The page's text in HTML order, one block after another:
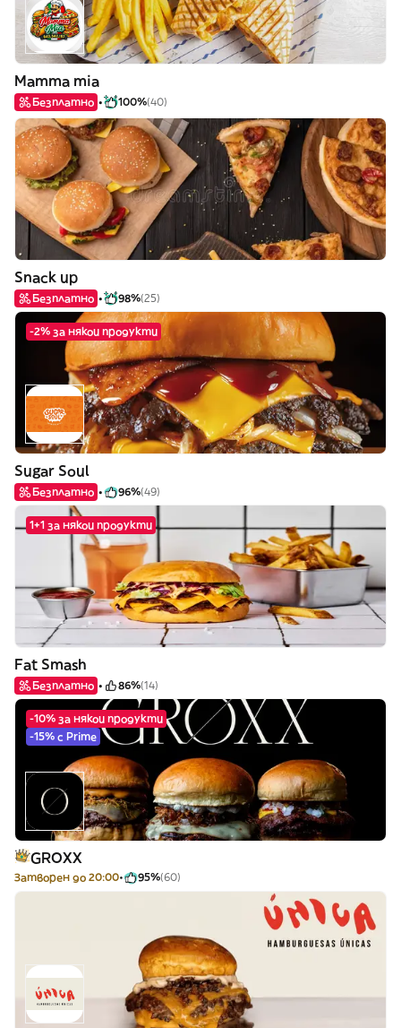
Mamma mia
Безплатно 100%(40)
Snack up
Безплатно 98%(25)
-2% за някои продукти
Sugar Soul
Безплатно 96%(49)
1+1 за някои продукти
Fat Smash
Безплатно 86%(14)
-10% за някои продукти
-15% с Prime
GROXX
Затворен до 20:00 95%(60)